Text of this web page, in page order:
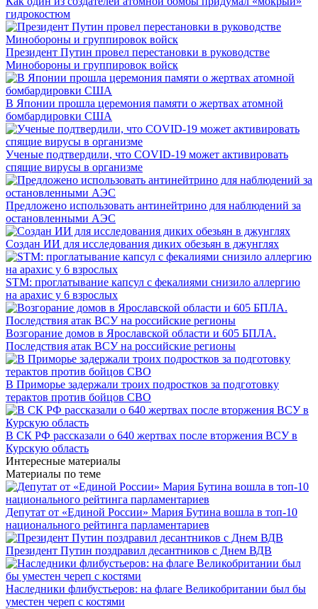
гидрокостюм
Президент Путин провел перестановки в руководстве
Минобороны и группировок войск
В Японии прошла церемония памяти о жертвах атомной
бомбардировки США
Ученые подтвердили, что COVID-19 может активировать
спящие вирусы в организме
Предложено использовать антинейтрино для наблюдений за
остановленными АЭС
Создан ИИ для исследования диких обезьян в джунглях
STM: проглатывание капсул с фекалиями снизило аллергию
на арахис у 6 взрослых
Возгорание домов в Ярославской области и 605 БПЛА.
Последствия атак ВСУ на российские регионы
В Приморье задержали троих подростков за подготовку
терактов против бойцов СВО
В СК РФ рассказали о 640 жертвах после вторжения ВСУ в
Курскую область
Интересные материалы
Материалы по теме
Депутат от «Единой России» Мария Бутина вошла в топ-10
национального рейтинга парламентариев
Президент Путин поздравил десантников с Днем ВДВ
Наследники флибустьеров: на флаге Великобритании был бы
уместен череп с костями